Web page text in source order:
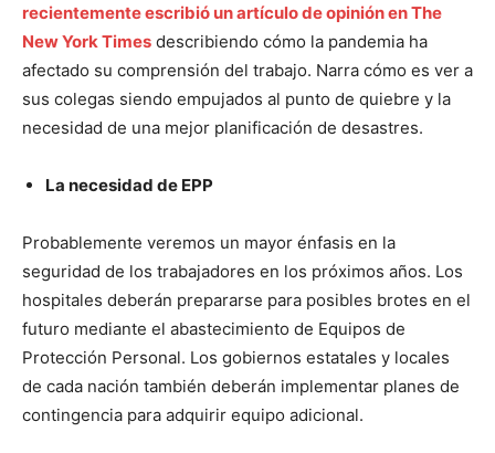
recientemente escribió un artículo de opinión en The
New York Times describiendo cómo la pandemia ha
afectado su comprensión del trabajo. Narra cómo es ver a
sus colegas siendo empujados al punto de quiebre y la
necesidad de una mejor planificación de desastres.
La necesidad de EPP
Probablemente veremos un mayor énfasis en la
seguridad de los trabajadores en los próximos años. Los
hospitales deberán prepararse para posibles brotes en el
futuro mediante el abastecimiento de Equipos de
Protección Personal. Los gobiernos estatales y locales
de cada nación también deberán implementar planes de
contingencia para adquirir equipo adicional.